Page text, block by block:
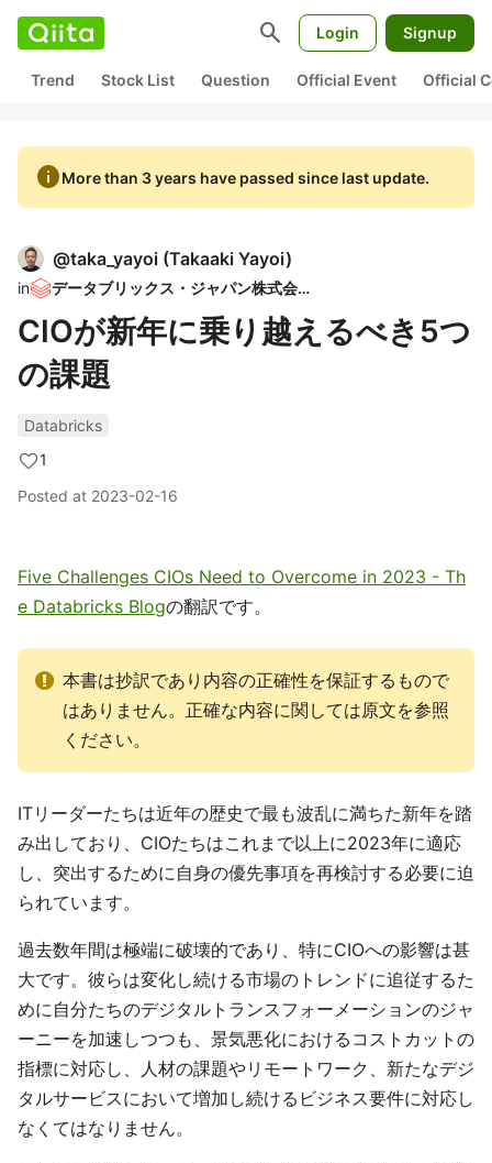
search Login Signup
Trend Stock List Question Official Event Official
infoMore than 3 years have passed since last update.
@taka_yayoi (Takaaki Yayoi)
in データブリックス・ジャパン株式会社
CIOが新年に乗り越えるべき5つ
の課題
Databricks
1
Posted at 2023-02-16
Five Challenges CIOs Need to Overcome in 2023 - Th
e Databricks Blogの翻訳です。
本書は抄訳であり内容の正確性を保証するもので
はありません。正確な内容に関しては原文を参照
ください。
ITリーダーたちは近年の歴史で最も波乱に満ちた新年を踏
み出しており、CIOたちはこれまで以上に2023年に適応
し、突出するために自身の優先事項を再検討する必要に迫
られています。
過去数年間は極端に破壊的であり、特にCIOへの影響は甚
大です。彼らは変化し続ける市場のトレンドに追従するた
めに自分たちのデジタルトランスフォーメーションのジャ
ーニーを加速しつつも、景気悪化におけるコストカットの
指標に対応し、人材の課題やリモートワーク、新たなデジ
タルサービスにおいて増加し続けるビジネス要件に対応し
なくてはなりません。